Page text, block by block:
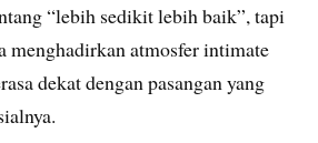
“lebih sedikit lebih baik”, tapi
menghadirkan atmosfer intimate
dekat dengan pasangan yang